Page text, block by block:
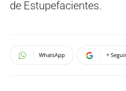
de Estupefacientes.
WhatsApp +